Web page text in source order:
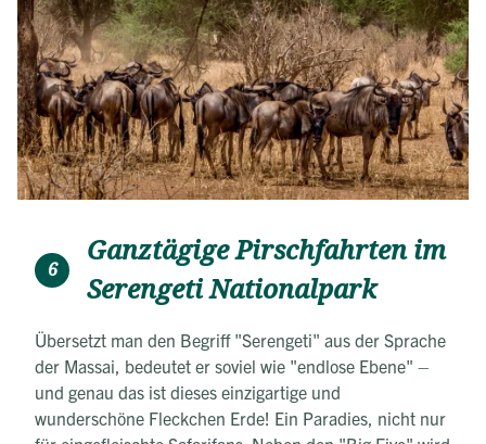
6
Ganztägige Pirschfahrten im
Serengeti Nationalpark
Übersetzt man den Begriff "Serengeti" aus der Sprache
der Massai, bedeutet er soviel wie "endlose Ebene" –
und genau das ist dieses einzigartige und
wunderschöne Fleckchen Erde! Ein Paradies, nicht nur